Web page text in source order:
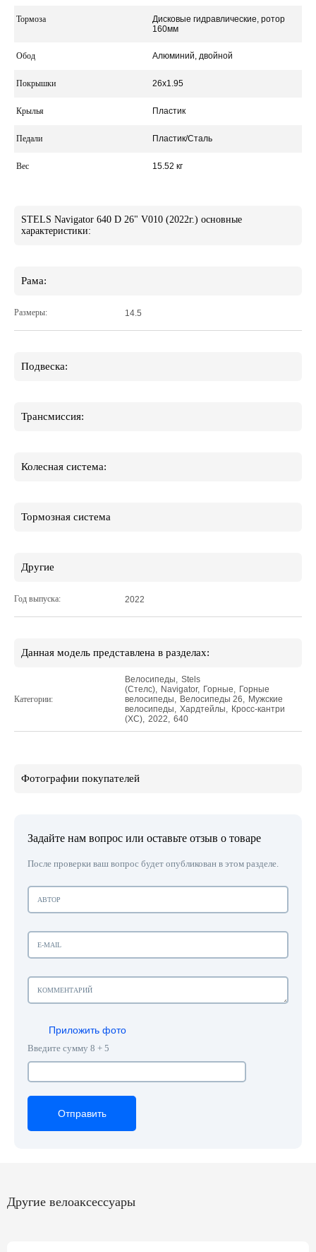
Тормоза
Дисковые гидравлические, ротор
160мм
Обод Алюминий, двойной
Покрышки 26x1.95
Крылья Пластик
Педали Пластик/Сталь
Вес 15.52 кг
STELS Navigator 640 D 26" V010 (2022г.) основные
характеристики:
Рама:
Размеры: 14.5
Подвеска:
Трансмиссия:
Колесная система:
Тормозная система
Другие
Год выпуска: 2022
Данная модель представлена в разделах:
Категории:
Велосипеды, Stels
(Стелс), Navigator, Горные, Горные
велосипеды, Велосипеды 26, Мужские
велосипеды, Хардтейлы, Кросс-кантри
(XC), 2022, 640
Фотографии покупателей
Задайте нам вопрос или оставьте отзыв о товаре
После проверки ваш вопрос будет опубликован в этом разделе.
Приложить фото
Введите сумму 8 + 5
Отправить
Отправить
Отправить
Другие велоаксессуары